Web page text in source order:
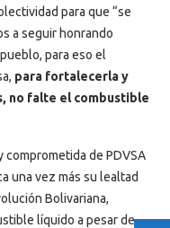
para que “se
a seguir honrando
para eso el
para fortalecerla y
no falte el combustible
comprometida de PDVSA
una vez más su lealtad
Bolivariana,
líquido a pesar de